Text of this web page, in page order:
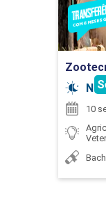
EXTENSÃO
EXTENSÃO
10